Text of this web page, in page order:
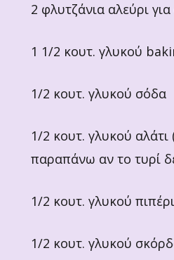
2 φλυτζάνια αλεύρι για
1 1/2 κουτ. γλυκού
1/2 κουτ. γλυκού σόδα
1/2 κουτ. γλυκού αλάτι
παραπάνω αν το τυρί
1/2 κουτ. γλυκού πιπέρι
1/2 κουτ. γλυκού